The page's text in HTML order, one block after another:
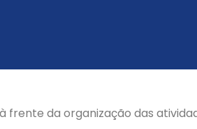
frente da organização das